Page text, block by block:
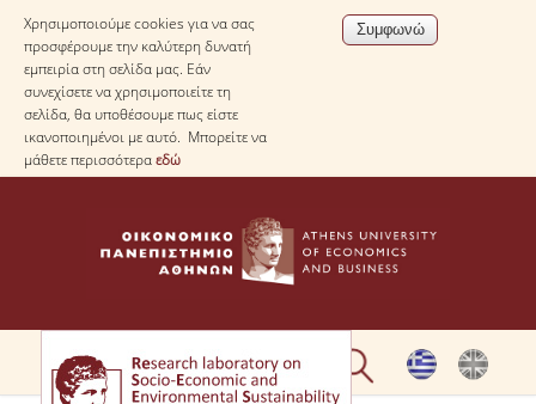
Χρησιμοποιούμε cookies για να σας
προσφέρουμε την καλύτερη δυνατή
εμπειρία στη σελίδα μας. Εάν
συνεχίσετε να χρησιμοποιείτε τη
σελίδα, θα υποθέσουμε πως είστε
ικανοποιημένοι με αυτό. Μπορείτε να
μάθετε περισσότεραεδώ